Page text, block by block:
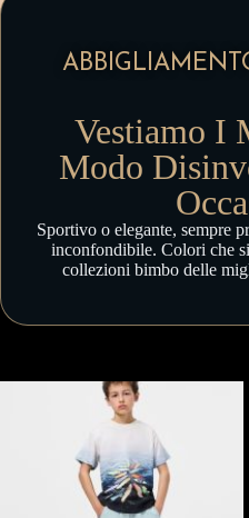
Vestiamo I
Modo
Sportivo o elegante, sempre
inconfondibile. Colori che
collezioni bimbo delle